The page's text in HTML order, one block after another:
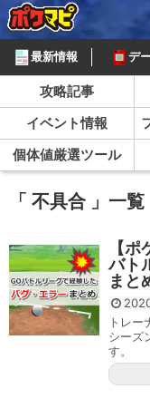
最新情報 デ
攻略記事
イベント情報
個体値厳選ツール
「 不具合 」一覧
【
バト
まと
トレー
シーズ
す。